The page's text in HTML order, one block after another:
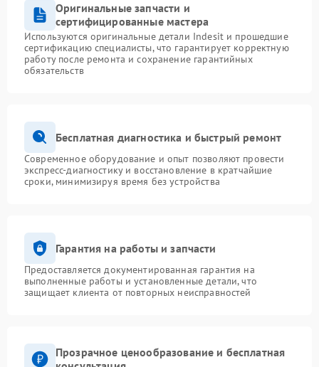
Оригинальные запчасти и
сертифицированные мастера
Используются оригинальные детали Indesit и прошедшие
сертификацию специалисты, что гарантирует корректную
работу после ремонта и сохранение гарантийных
обязательств
Бесплатная диагностика и быстрый ремонт
Современное оборудование и опыт позволяют провести
экспресс-диагностику и восстановление в кратчайшие
сроки, минимизируя время без устройства
Гарантия на работы и запчасти
Предоставляется документированная гарантия на
выполненные работы и установленные детали, что
защищает клиента от повторных неисправностей
Прозрачное ценообразование и бесплатная